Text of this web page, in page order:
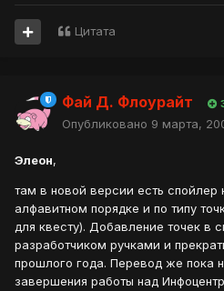
Цитата
Фай Д. Флоурайт
Опубликовано 9 марта,
Элеон,
там в новой версии есть спойлер
алфавитном порядке и по типу
для квесту). Добавление точек в
разработчиком ручками и
прошлого года. Перевод же пока
завершения работы над